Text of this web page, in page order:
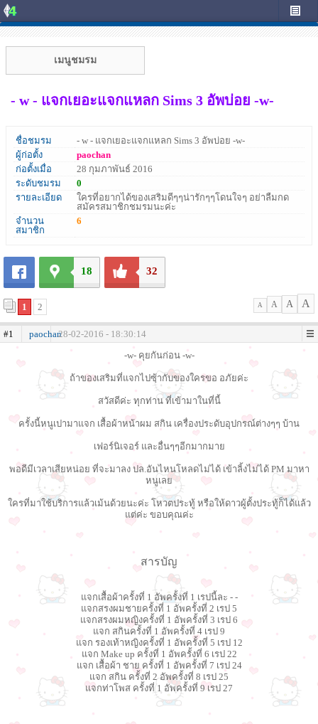
เมนูชมรม
- w - แจกเยอะแจกแหลก Sims 3 อัพบ่อย -w-
ชื่อชมรม
- w - แจกเยอะแจกแหลก Sims 3 อัพบ่อย -w-
ผู้ก่อตั้ง
paochan
ก่อตั้งเมื่อ
28 กุมภาพันธ์ 2016
ระดับชมรม
0
รายละเอียด
ใครที่อยากได้ของเสริมดีๆๆน่ารักๆๆโดนใจๆ อย่าลืมกด
สมัครสมาชิกชมรมนะค่ะ
จำนวน
สมาชิก
6
18 32
1 2 A A A A
#1 paochan28-02-2016 - 18:30:14
-w- คุยกันก่อน -w-
ถ้าของเสริมที่แจกไปซฺ้ากับของใครขอ อภัยค่ะ
สวัสดีค่ะ ทุกท่าน ที่เข้ามาในที่นี้
ครั้งนี้หนูเปามาแจก เสื้อผ้าหน้าผม สกิน เครื่องประดับอุปกรณ์ต่างๆๆ บ้าน
เฟอร์นิเจอร์ และอื่นๆๆอีกมากมาย
พอดีมีเวลาเสียหน่อย ที่จะมาลง ปล.อันไหนโหลดไม่ได้ เข้าลิ้งไม่ได้ PM มาหา
หนูเลย
ใครที่มาใช้บริการแล้วเม้นด้วยนะค่ะ โหวตประทู้ หรือให้ดาวผู้ตั้งประทู้ก็ได้แล้ว
แต่ค่ะ ขอบคุณค่ะ
สารบัญ
แจกเสื้อผ้าครั้งที่ 1 อัพครั้งที่ 1 เรปนี้ละ - -
แจกสรงผมชายครั้งที่ 1 อัพครั้งที่ 2 เรป 5
แจกสรงผมหญิงครั้งที่ 1 อัพครั้งที่ 3 เรป 6
แจก สกินครั้งที่ 1 อัพครั้งที่ 4 เรป 9
แจก รองเท้าหญิงครั้งที่ 1 อัพครั้งที่ 5 เรป 12
แจก Make up ครั้งที่ 1 อัพครั้งที่ 6 เรป 22
แจก เสื้อผ้า ชาย ครั้งที่ 1 อัพครั้งที่ 7 เรป 24
แจก สกิน ครั้งที่ 2 อัพครั้งที่ 8 เรป 25
แจกท่าโพส ครั้งที่ 1 อัพครั้งที่ 9 เรป 27